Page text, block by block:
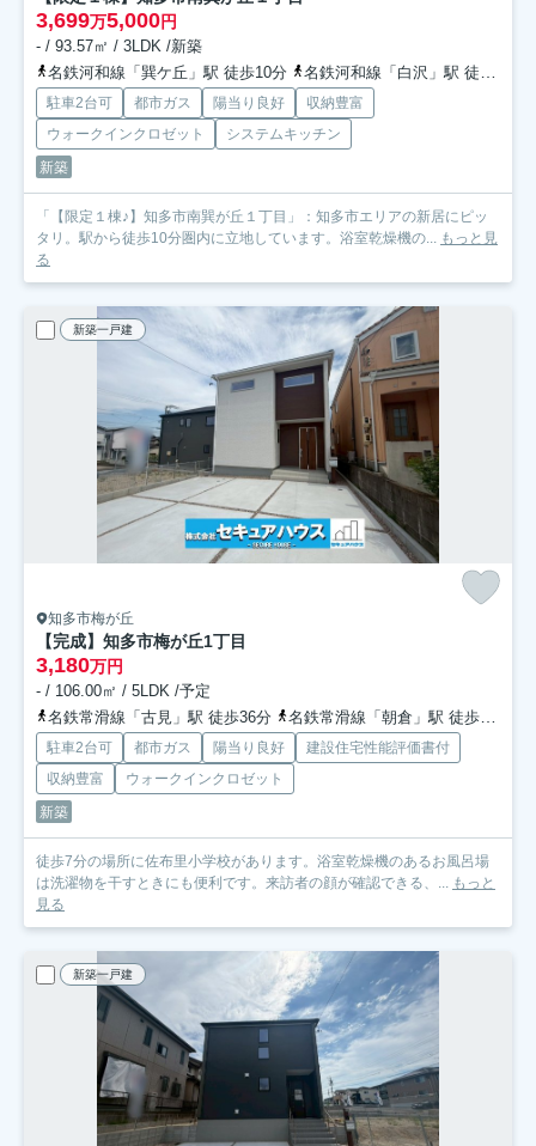
3,699万5,000円
- / 93.57㎡ / 3LDK /新築
名鉄河和線「巽ケ丘」駅 徒歩10分
名鉄河和線「白沢」駅 徒歩15分
駐車2台可 都市ガス 陽当り良好
収納豊富
ウォークインクロゼット
システムキッチン
新築
「【限定１棟♪】知多市南巽が丘１丁目」：知多市エリアの新居にピッ
タリ。駅から徒歩10分圏内に立地しています。浴室乾燥機の...
もっと見
る
新築一戸建
知多市梅が丘
【完成】知多市梅が丘1丁目
3,180万円
- / 106.00㎡ / 5LDK /予定
名鉄常滑線「古見」駅 徒歩36分
名鉄常滑線「朝倉」駅 徒歩40分
駐車2台可 都市ガス 陽当り良好
建設住宅性能評価書付
収納豊富
ウォークインクロゼット
新築
徒歩7分の場所に佐布里小学校があります。浴室乾燥機のあるお風呂場
は洗濯物を干すときにも便利です。来訪者の顔が確認できる、...
もっと
見る
新築一戸建